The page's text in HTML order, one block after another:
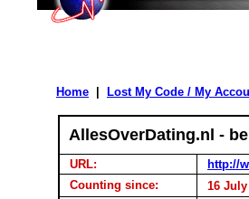
Home Lost My Code / My
AllesOverDating.nl -
URL:
http://
Counting since:
16